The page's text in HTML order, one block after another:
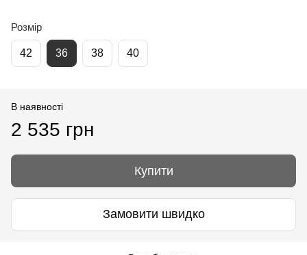
Розмір
42 36 38 40
В наявності
2 535 грн
Купити
Замовити швидко